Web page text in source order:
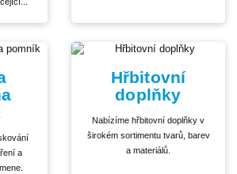
a
Hřbitovní
doplňky
Nabízíme hřbitovní doplňky v
širokém sortimentu tvarů, barev
a materiálů.